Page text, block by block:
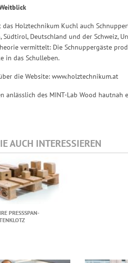
Holztechnikum Kuchl auch
Südtirol, Deutschland und der Schweiz,
vermittelt: Die Schnuppergäste
in das Schulleben.
die Website: www.holztechnikum.at
anlässlich des MINT-Lab Wood
AUCH INTERESSIEREN
PRESSSPAN-